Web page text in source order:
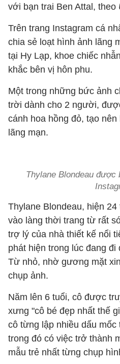
với bạn trai Ben Attal, theo
Trên trang Instagram cá
chia sẻ loạt hình ảnh lãng
tại Hy Lạp, khoe chiếc
khắc bên vị hôn phu.
Một trong những bức ảnh
trời dành cho 2 người,
cánh hoa hồng đỏ, tạo
lãng mạn.
Thylane Blondeau được
Thylane Blondeau, hiện
vào làng thời trang từ rất
trợ lý của nhà thiết kế nổi
phát hiện trong lúc đang đi
Từ nhỏ, nhờ gương mặt
chụp ảnh.
Năm lên 6 tuổi, cô được
xưng "cô bé đẹp nhất thế
cô từng lập nhiều dấu
trong đó có việc trở thành
mẫu trẻ nhất từng chụp